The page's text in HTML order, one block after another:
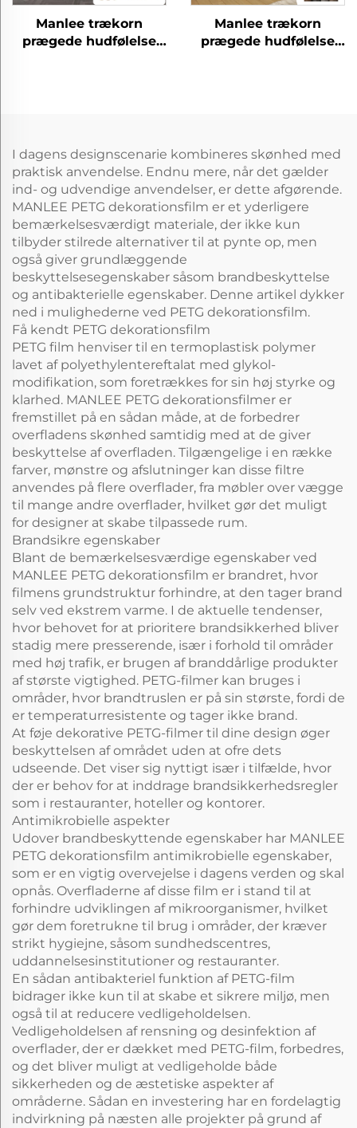
Manlee trækorn
prægede hudfølelse
Manlee trækorn
prægede hudfølelse
I dagens designscenarie kombineres skønhed med
praktisk anvendelse. Endnu mere, når det gælder
ind- og udvendige anvendelser, er dette afgørende.
MANLEE PETG dekorationsfilm er et yderligere
bemærkelsesværdigt materiale, der ikke kun
tilbyder stilrede alternativer til at pynte op, men
også giver grundlæggende
beskyttelsesegenskaber såsom brandbeskyttelse
og antibakterielle egenskaber. Denne artikel dykker
ned i mulighederne ved PETG dekorationsfilm.
Få kendt PETG dekorationsfilm
PETG film henviser til en termoplastisk polymer
lavet af polyethylentereftalat med glykol-
modifikation, som foretrækkes for sin høj styrke og
klarhed. MANLEE PETG dekorationsfilmer er
fremstillet på en sådan måde, at de forbedrer
overfladens skønhed samtidig med at de giver
beskyttelse af overfladen. Tilgængelige i en række
farver, mønstre og afslutninger kan disse filtre
anvendes på flere overflader, fra møbler over vægge
til mange andre overflader, hvilket gør det muligt
for designer at skabe tilpassede rum.
Brandsikre egenskaber
Blant de bemærkelsesværdige egenskaber ved
MANLEE PETG dekorationsfilm er brandret, hvor
filmens grundstruktur forhindre, at den tager brand
selv ved ekstrem varme. I de aktuelle tendenser,
hvor behovet for at prioritere brandsikkerhed bliver
stadig mere presserende, især i forhold til områder
med høj trafik, er brugen af branddårlige produkter
af største vigtighed. PETG-filmer kan bruges i
områder, hvor brandtruslen er på sin største, fordi de
er temperaturresistente og tager ikke brand.
At føje dekorative PETG-filmer til dine design øger
beskyttelsen af området uden at ofre dets
udseende. Det viser sig nyttigt især i tilfælde, hvor
der er behov for at inddrage brandsikkerhedsregler
som i restauranter, hoteller og kontorer.
Antimikrobielle aspekter
Udover brandbeskyttende egenskaber har MANLEE
PETG dekorationsfilm antimikrobielle egenskaber,
som er en vigtig overvejelse i dagens verden og skal
opnås. Overfladerne af disse film er i stand til at
forhindre udviklingen af mikroorganismer, hvilket
gør dem foretrukne til brug i områder, der kræver
strikt hygiejne, såsom sundhedscentres,
uddannelsesinstitutioner og restauranter.
En sådan antibakteriel funktion af PETG-film
bidrager ikke kun til at skabe et sikrere miljø, men
også til at reducere vedligeholdelsen.
Vedligeholdelsen af rensning og desinfektion af
overflader, der er dækket med PETG-film, forbedres,
og det bliver muligt at vedligeholde både
sikkerheden og de æstetiske aspekter af
områderne. Sådan en investering har en fordelagtig
indvirkning på næsten alle projekter på grund af